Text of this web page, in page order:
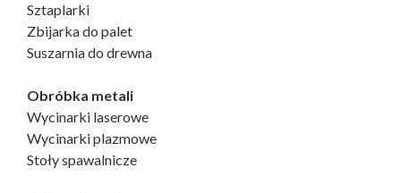
Sztaplarki
Zbijarka do palet
Suszarnia do drewna
Obróbka metali
Wycinarki laserowe
Wycinarki plazmowe
Stoły spawalnicze